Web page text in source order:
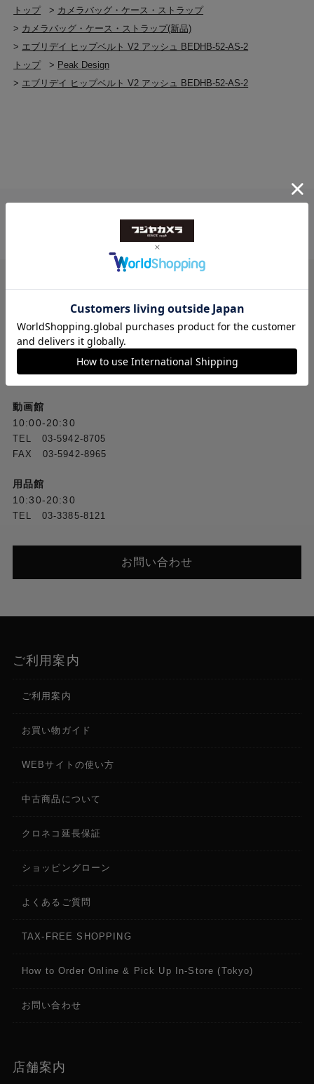
トップ > カメラバッグ・ケース・ストラップ
> カメラバッグ・ケース・ストラップ(新品)
> エブリデイ ヒップベルト V2 アッシュ BEDHB-52-AS-2
トップ
> Peak Design
> エブリデイ ヒップベルト V2 アッシュ BEDHB-52-AS-2
ご注文合計２万円（税込）以上 から
お問い合わせ
フジヤカメラ本店
10:00-20:30
TEL [1F] 03-5318-2241／[2F] 03-5318-2222
FAX [1F] 03-3388-3380／[2F] 03-3388-1560
動画館
10:00-20:30
TEL 03-5942-8705
FAX 03-5942-8965
用品館
10:30-20:30
TEL 03-3385-8121
お問い合わせ
ご利用案内
ご利用案内
お買い物ガイド
WEBサイトの使い方
中古商品について
クロネコ延長保証
ショッピングローン
よくあるご質問
TAX-FREE SHOPPING
How to Order Online & Pick Up In-Store (Tokyo)
お問い合わせ
店舗案内